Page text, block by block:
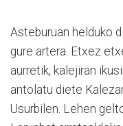
Asteburuan helduko
gure artera. Etxez
aurretik, kalejiran
antolatu diete
Usurbilen. Lehen